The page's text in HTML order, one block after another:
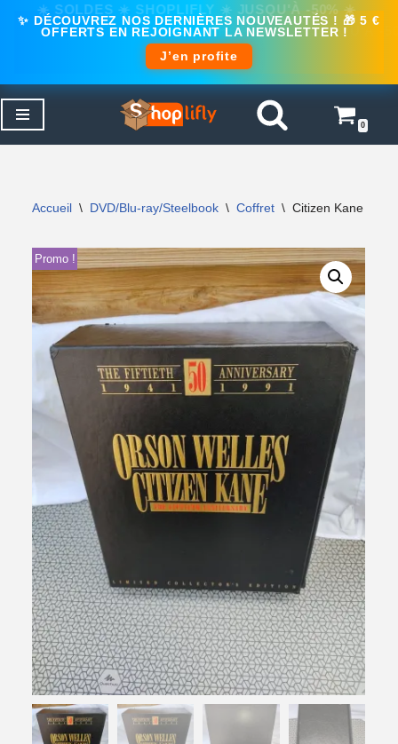
✨ DÉCOUVREZ NOS DERNIÈRES NOUVEAUTÉS ! 🎁 5 €
OFFERTS EN REJOIGNANT LA NEWSLETTER !
J’en profite
Aller
0
Accueil \ DVD/Blu-ray/Steelbook \ Coffret \ Citizen Kane
Promo !